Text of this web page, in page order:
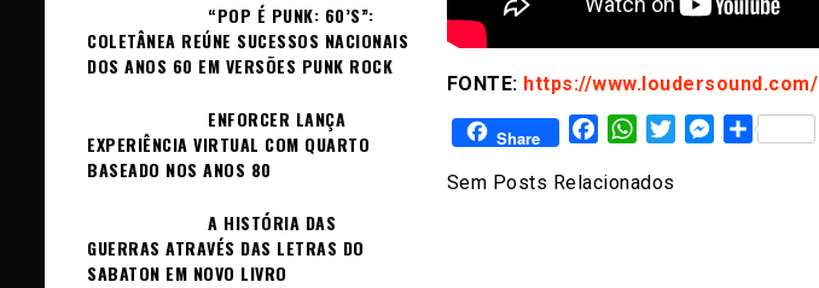
FONTE: https://www.loudersound.com/
Share FacebookWhatsAppTwitterMessenger
Share
Sem Posts Relacionados
“POP É PUNK: 60’S”:
COLETÂNEA REÚNE SUCESSOS NACIONAIS
DOS ANOS 60 EM VERSÕES PUNK ROCK
ENFORCER LANÇA
EXPERIÊNCIA VIRTUAL COM QUARTO
BASEADO NOS ANOS 80
A HISTÓRIA DAS
GUERRAS ATRAVÉS DAS LETRAS DO
SABATON EM NOVO LIVRO